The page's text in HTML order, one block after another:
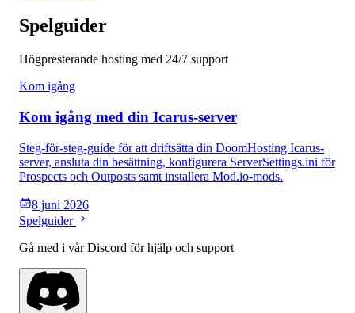
Spelguider
Högpresterande hosting med 24/7 support
Kom igång
Kom igång med din Icarus-server
Steg-för-steg-guide för att driftsätta din DoomHosting Icarus-
server, ansluta din besättning, konfigurera ServerSettings.ini för
Prospects och Outposts samt installera Mod.io-mods.
8 juni 2026
Spelguider
Gå med i vår Discord för hjälp och support